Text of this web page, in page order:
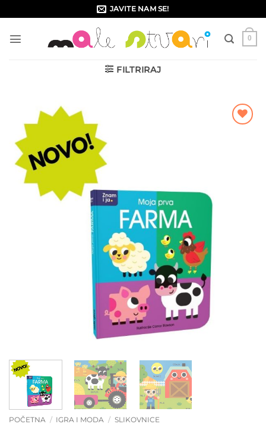
to
content
JAVITE NAM SE!
0
FILTRIRAJ
POČETNA / IGRA I MODA / SLIKOVNICE